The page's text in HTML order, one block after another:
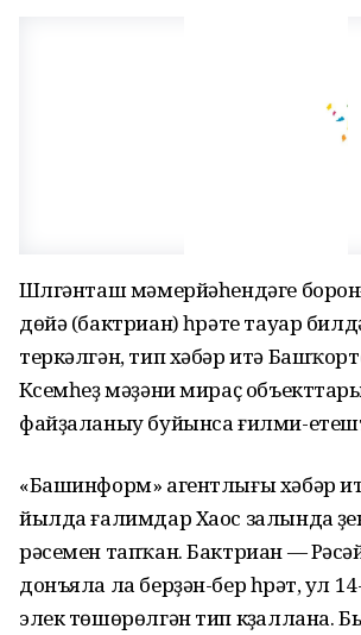
Шүлгәнташ мәмерйәһендәге
дөйә (бактриан) һүрәте тауар
теркәлгән, тип хәбәр итә
Күсемһеҙ мәҙәни мираҫ
файҙаланыу буйынса ғилми-
«Башинформ» агентлығы хәбәр
йылда ғалимдар Хаос залында
рәсемен тапҡан. Бактриан —
донъяла ла берҙән-бер һүрәт, ул
элек төшөрөлгән тип күҙаллана.